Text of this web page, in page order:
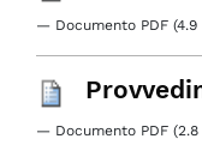
— Documento PDF (4.9
— Documento PDF (2.8